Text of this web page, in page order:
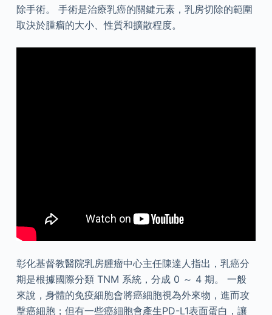
除手術。 手術是治療乳癌的關鍵元素，乳房切除的範圍
取決於腫瘤的大小、性質和擴散程度。
彰化基督教醫院乳房腫瘤中心主任陳達人指出，乳癌分
期是根據國際分類 TNM 系統，分成 0 ～ 4 期。 一般
來說，身體的免疫細胞會將癌細胞視為外來物，進而攻
擊癌細胞；但有一些癌細胞會產生PD-L1表面蛋白，讓